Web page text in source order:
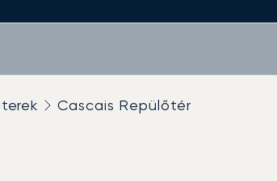
Cascais Repülőtér